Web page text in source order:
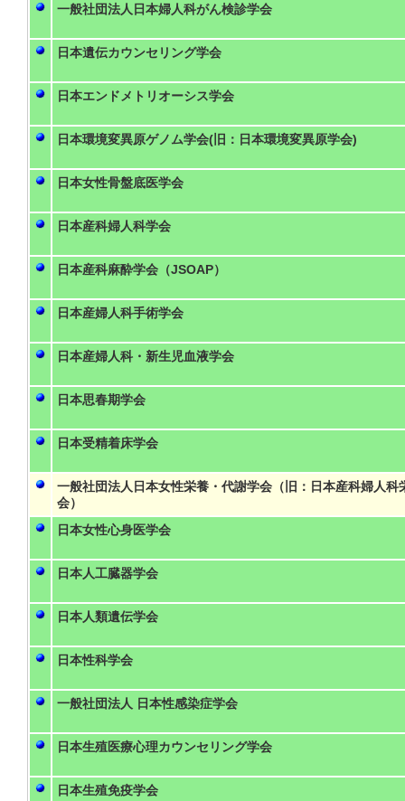
一般社団法人日本婦人科がん検診学会
日本遺伝カウンセリング学会
日本エンドメトリオーシス学会
日本環境変異原ゲノム学会(旧：日本環境変異原学会)
日本女性骨盤底医学会
日本産科婦人科学会
日本産科麻酔学会（JSOAP）
日本産婦人科手術学会
日本産婦人科・新生児血液学会
日本思春期学会
日本受精着床学会
一般社団法人日本女性栄養・代謝学会（旧：日本産科婦人科
会）
日本女性心身医学会
日本人工臓器学会
日本人類遺伝学会
日本性科学会
一般社団法人 日本性感染症学会
日本生殖医療心理カウンセリング学会
日本生殖免疫学会